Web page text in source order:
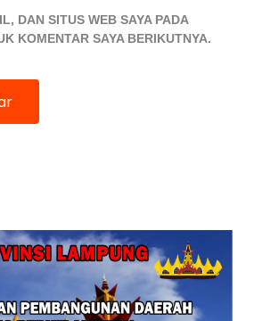
DAN SITUS WEB SAYA PADA
KOMENTAR SAYA BERIKUTNYA.